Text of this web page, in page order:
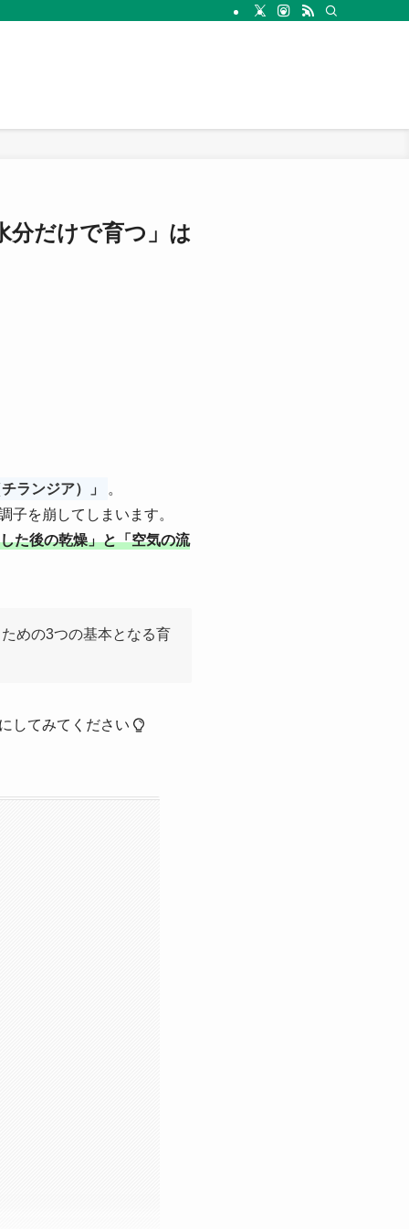
分だけで育つ」は
ランジア）」
。
子を崩してしまいます。
た後の乾燥」と「空気の流
めの3つの基本となる育
してみてください